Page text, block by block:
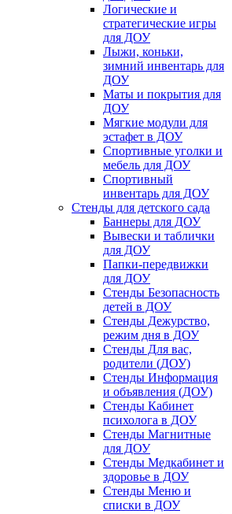
Логические и
стратегические игры
для ДОУ
Лыжи, коньки,
зимний инвентарь для
ДОУ
Маты и покрытия для
ДОУ
Мягкие модули для
эстафет в ДОУ
Спортивные уголки и
мебель для ДОУ
Спортивный
инвентарь для ДОУ
Стенды для детского сада
Баннеры для ДОУ
Вывески и таблички
для ДОУ
Папки-передвижки
для ДОУ
Стенды Безопасность
детей в ДОУ
Стенды Дежурство,
режим дня в ДОУ
Стенды Для вас,
родители (ДОУ)
Стенды Информация
и объявления (ДОУ)
Стенды Кабинет
психолога в ДОУ
Стенды Магнитные
для ДОУ
Стенды Медкабинет и
здоровье в ДОУ
Стенды Меню и
списки в ДОУ